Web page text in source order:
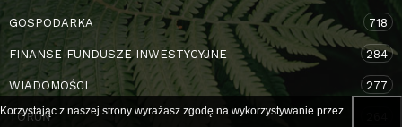
GOSPODARKA 718
FINANSE-FUNDUSZE INWESTYCYJNE 284
WIADOMOŚCI 277
TORUŃ
Korzystając z naszej strony wyrażasz zgodę na wykorzystywanie przez